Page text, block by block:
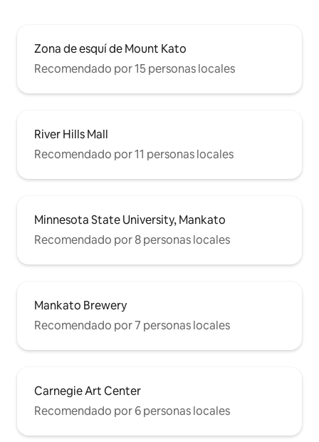
Zona de esquí de Mount Kato
Recomendado por 15 personas locales
River Hills Mall
Recomendado por 11 personas locales
Minnesota State University, Mankato
Recomendado por 8 personas locales
Mankato Brewery
Recomendado por 7 personas locales
Carnegie Art Center
Recomendado por 6 personas locales